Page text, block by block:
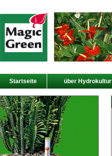
Startseite über Hydrokultur